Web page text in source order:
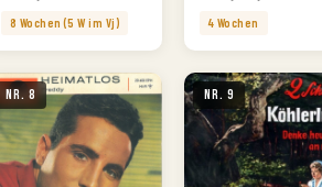
8 Wochen (5 W im Vj) 4 Wochen
Nr. 8 Nr. 9